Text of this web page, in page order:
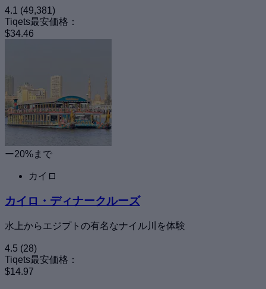
4.1 (49,381)
Tiqets最安価格：
$34.46
ー20%まで
カイロ
カイロ・ディナークルーズ
水上からエジプトの有名なナイル川を体験
4.5 (28)
Tiqets最安価格：
$14.97